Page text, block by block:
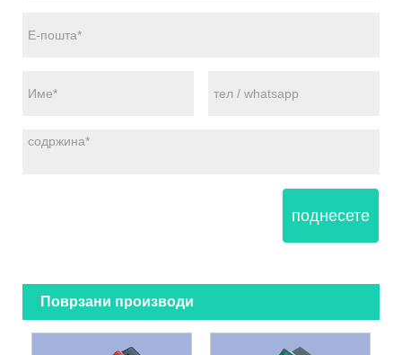
поднесете
Поврзани производи